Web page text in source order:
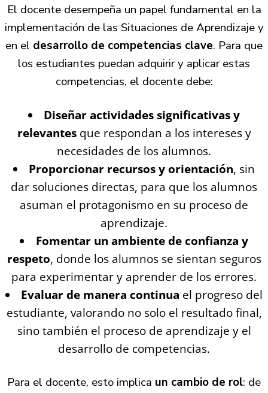
El docente desempeña un papel fundamental en la
implementación de las Situaciones de Aprendizaje y
en el desarrollo de competencias clave. Para que
los estudiantes puedan adquirir y aplicar estas
competencias, el docente debe:
Diseñar actividades significativas y
relevantesque respondan a los intereses y
necesidades de los alumnos.
Proporcionar recursos y orientación, sin
dar soluciones directas, para que los alumnos
asuman el protagonismo en su proceso de
aprendizaje.
Fomentar un ambiente de confianza y
respeto, donde los alumnos se sientan seguros
para experimentar y aprender de los errores.
Evaluar de manera continua el progreso del
estudiante, valorando no solo el resultado final,
sino también el proceso de aprendizaje y el
desarrollo de competencias.
Para el docente, esto implica un cambio de rol: de